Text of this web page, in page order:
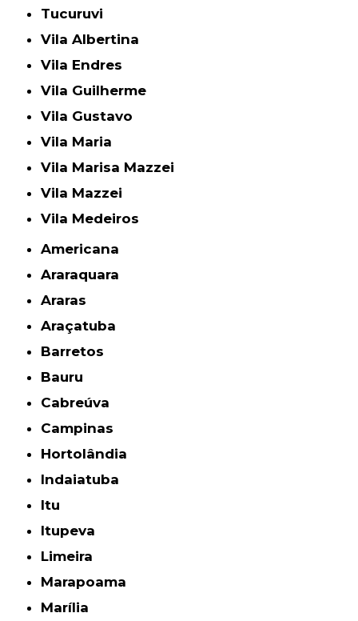
Tucuruvi
Vila Albertina
Vila Endres
Vila Guilherme
Vila Gustavo
Vila Maria
Vila Marisa Mazzei
Vila Mazzei
Vila Medeiros
Americana
Araraquara
Araras
Araçatuba
Barretos
Bauru
Cabreúva
Campinas
Hortolândia
Indaiatuba
Itu
Itupeva
Limeira
Marapoama
Marília